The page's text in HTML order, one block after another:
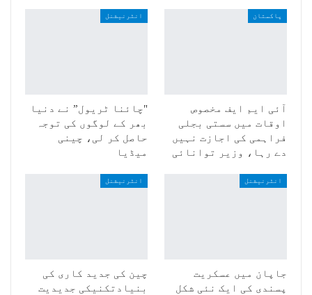
پاکستان
آئی ایم ایف مخصوص
اوقات میں سستی بجلی
فراہمی کی اجازت نہیں
دے رہا، وزیر توانائی
انٹرنیشنل
"چائنا ٹریول” نے دنیا
بھر کے لوگوں کی توجہ
حاصل کر لی، چینی
میڈیا
انٹرنیشنل
جاپان میں عسکریت
پسندی کی ایک نئی شکل
انٹرنیشنل
چین کی جدید کاری کی
بنیادتکنیکی جدیدیت